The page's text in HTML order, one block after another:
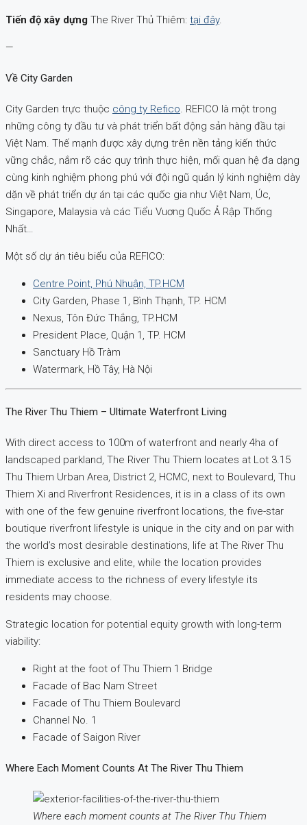
Tiến độ xây dựng The River Thủ Thiêm: tại đây.
—
Về City Garden
City Garden trực thuộc công ty Refico. REFICO là một trong
những công ty đầu tư và phát triển bất động sản hàng đầu tại
Việt Nam. Thế mạnh được xây dựng trên nền tảng kiến thức
vững chắc, nắm rõ các quy trình thực hiện, mối quan hệ đa dạng
cùng kinh nghiệm phong phú với đội ngũ quản lý kinh nghiệm dày
dặn về phát triển dự án tại các quốc gia như Việt Nam, Úc,
Singapore, Malaysia và các Tiểu Vuơng Quốc Ả Rập Thống
Nhất…
Một số dự án tiêu biểu của REFICO:
Centre Point, Phú Nhuận, TP.HCM
City Garden, Phase 1, Bình Thạnh, TP. HCM
Nexus, Tôn Đức Thắng, TP.HCM
President Place, Quận 1, TP. HCM
Sanctuary Hồ Tràm
Watermark, Hồ Tây, Hà Nội
The River Thu Thiem – Ultimate Waterfront Living
With direct access to 100m of waterfront and nearly 4ha of
landscaped parkland, The River Thu Thiem locates at Lot 3.15
Thu Thiem Urban Area, District 2, HCMC, next to Boulevard, Thu
Thiem Xi and Riverfront Residences, it is in a class of its own
with one of the few genuine riverfront locations, the five-star
boutique riverfront lifestyle is unique in the city and on par with
the world’s most desirable destinations, life at The River Thu
Thiem is exclusive and elite, while the location provides
immediate access to the richness of every lifestyle its
residents may choose.
Strategic location for potential equity growth with long-term
viability:
Right at the foot of Thu Thiem 1 Bridge
Facade of Bac Nam Street
Facade of Thu Thiem Boulevard
Channel No. 1
Facade of Saigon River
Where Each Moment Counts At The River Thu Thiem
Where each moment counts at The River Thu Thiem